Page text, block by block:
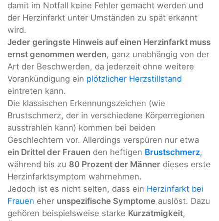
damit im Notfall keine Fehler gemacht werden und
der Herzinfarkt unter Umständen zu spät erkannt
wird.
Jeder geringste Hinweis auf einen Herzinfarkt muss
ernst genommen werden, ganz unabhängig von der
Art der Beschwerden, da jederzeit ohne weitere
Vorankündigung ein plötzlicher Herzstillstand
eintreten kann.
Die klassischen Erkennungszeichen (wie
Brustschmerz, der in verschiedene Körperregionen
ausstrahlen kann) kommen bei beiden
Geschlechtern vor. Allerdings verspüren nur etwa
ein Drittel der Frauen den heftigen Brustschmerz,
während bis zu 80 Prozent der Männer dieses erste
Herzinfarktsymptom wahrnehmen.
Jedoch ist es nicht selten, dass ein Herzinfarkt bei
Frauen eher unspezifische Symptome auslöst. Dazu
gehören beispielsweise starke Kurzatmigkeit,